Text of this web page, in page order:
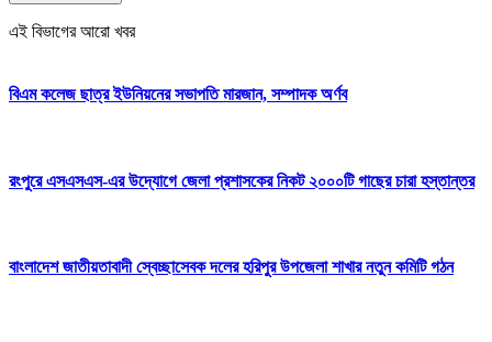
এই বিভাগের আরো খবর
বিএম কলেজ ছাত্র ইউনিয়নের সভাপতি মারজান, সম্পাদক অর্ণব
রংপুরে এসএসএস-এর উদ্যোগে জেলা প্রশাসকের নিকট ২০০০টি গাছের চারা হস্তান্তর
বাংলাদেশ জাতীয়তাবাদী স্বেচ্ছাসেবক দলের হরিপুর উপজেলা শাখার নতুন কমিটি গঠন